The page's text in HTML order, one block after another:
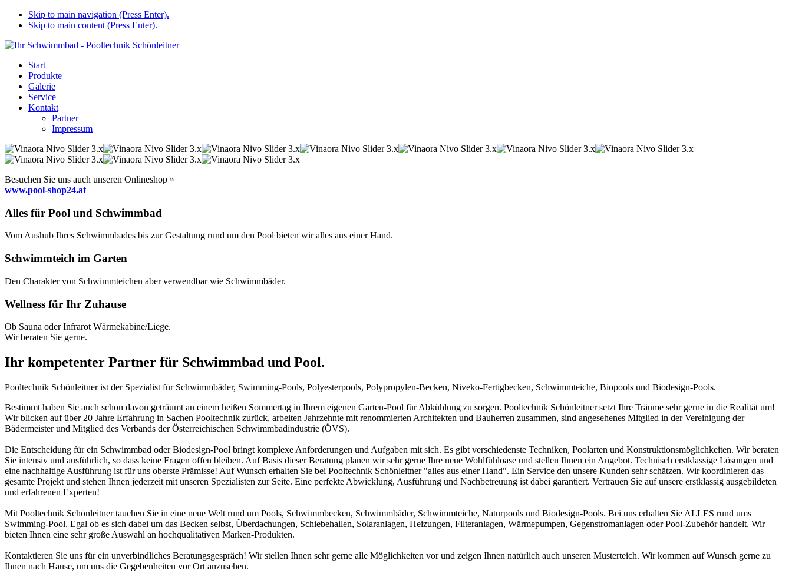
Skip to main navigation (Press Enter).
Skip to main content (Press Enter).
Start
Produkte
Galerie
Service
Kontakt
Partner
Impressum
Besuchen Sie uns auch unseren Onlineshop »
www.pool-shop24.at
Alles für Pool und Schwimmbad
Vom Aushub Ihres Schwimmbades bis zur Gestaltung rund um den Pool bieten wir alles aus einer Hand.
Schwimmteich im Garten
Den Charakter von Schwimmteichen aber verwendbar wie Schwimmbäder.
Wellness für Ihr Zuhause
Ob Sauna oder Infrarot Wärmekabine/Liege.
Wir beraten Sie gerne.
Ihr kompetenter Partner für Schwimmbad und Pool.
Pooltechnik Schönleitner ist der Spezialist für Schwimmbäder, Swimming-Pools, Polyesterpools, Polypropylen-Becken, Niveko-Fertigbecken, Schwimmteiche, Biopools und Biodesign-Pools.
Bestimmt haben Sie auch schon davon geträumt an einem heißen Sommertag in Ihrem eigenen Garten-Pool für Abkühlung zu sorgen. Pooltechnik Schönleitner setzt Ihre Träume sehr gerne in die Realität um!
Wir blicken auf über 20 Jahre Erfahrung in Sachen Pooltechnik zurück, arbeiten Jahrzehnte mit renommierten Architekten und Bauherren zusammen, sind angesehenes Mitglied in der Vereinigung der
Bädermeister und Mitglied des Verbands der Österreichischen Schwimmbadindustrie (ÖVS).
Die Entscheidung für ein Schwimmbad oder Biodesign-Pool bringt komplexe Anforderungen und Aufgaben mit sich. Es gibt verschiedenste Techniken, Poolarten und Konstruktionsmöglichkeiten. Wir beraten
Sie intensiv und ausführlich, so dass keine Fragen offen bleiben. Auf Basis dieser Beratung planen wir sehr gerne Ihre neue Wohlfühloase und stellen Ihnen ein Angebot. Technisch erstklassige Lösungen und
eine nachhaltige Ausführung ist für uns oberste Prämisse! Auf Wunsch erhalten Sie bei Pooltechnik Schönleitner "alles aus einer Hand". Ein Service den unsere Kunden sehr schätzen. Wir koordinieren das
gesamte Projekt und stehen Ihnen jederzeit mit unseren Spezialisten zur Seite. Eine perfekte Abwicklung, Ausführung und Nachbetreuung ist dabei garantiert. Vertrauen Sie auf unsere erstklassig ausgebildeten
und erfahrenen Experten!
Mit Pooltechnik Schönleitner tauchen Sie in eine neue Welt rund um Pools, Schwimmbecken, Schwimmbäder, Schwimmteiche, Naturpools und Biodesign-Pools. Bei uns erhalten Sie ALLES rund ums
Swimming-Pool. Egal ob es sich dabei um das Becken selbst, Überdachungen, Schiebehallen, Solaranlagen, Heizungen, Filteranlagen, Wärmepumpen, Gegenstromanlagen oder Pool-Zubehör handelt. Wir
bieten Ihnen eine sehr große Auswahl an hochqualitativen Marken-Produkten.
Kontaktieren Sie uns für ein unverbindliches Beratungsgespräch! Wir stellen Ihnen sehr gerne alle Möglichkeiten vor und zeigen Ihnen natürlich auch unseren Musterteich. Wir kommen auf Wunsch gerne zu
Ihnen nach Hause, um uns die Gegebenheiten vor Ort anzusehen.